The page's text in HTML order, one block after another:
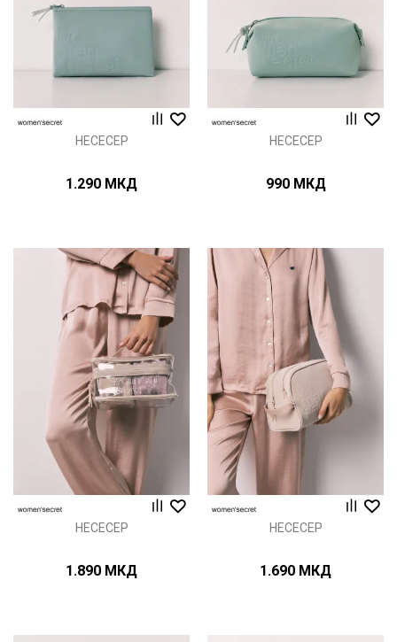
НЕСЕСЕР
1.290 МКД
НЕСЕСЕР
990 МКД
НЕСЕСЕР
1.890 МКД
НЕСЕСЕР
1.690 МКД